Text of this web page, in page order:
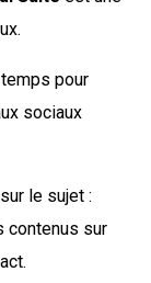
pour
sociaux
le sujet :
contenus sur